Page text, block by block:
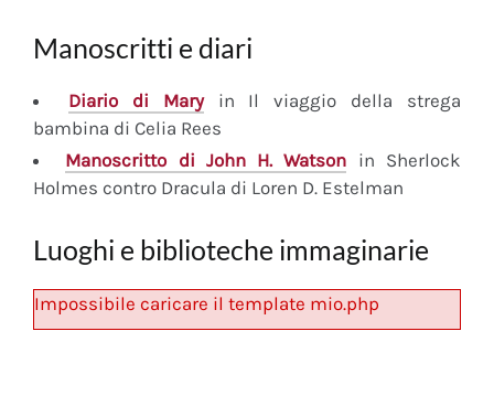
Manoscritti e diari
Diariodi Maryin Il viaggio della strega
bambina di Celia Rees
Manoscritto di John H. Watson in Sherlock
Holmes contro Dracula di Loren D. Estelman
Luoghi e biblioteche immaginarie
Impossibile caricare il template mio.php